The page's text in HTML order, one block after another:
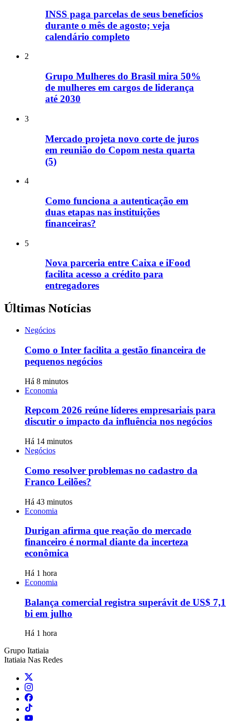
INSS paga parcelas de seus benefícios
durante o mês de agosto; veja
calendário completo
2
Grupo Mulheres do Brasil mira 50%
de mulheres em cargos de liderança
até 2030
3
Mercado projeta novo corte de juros
em reunião do Copom nesta quarta
(5)
4
Como funciona a autenticação em
duas etapas nas instituições
financeiras?
5
Nova parceria entre Caixa e iFood
facilita acesso a crédito para
entregadores
Últimas Notícias
Negócios
Como o Inter facilita a gestão financeira de
pequenos negócios
Há 8 minutos
Economia
Repcom 2026 reúne líderes empresariais para
discutir o impacto da influência nos negócios
Há 14 minutos
Negócios
Como resolver problemas no cadastro da
Franco Leilões?
Há 43 minutos
Economia
Durigan afirma que reação do mercado
financeiro é normal diante da incerteza
econômica
Há 1 hora
Economia
Balança comercial registra superávit de US$ 7,1
bi em julho
Há 1 hora
Grupo Itatiaia
Itatiaia Nas Redes